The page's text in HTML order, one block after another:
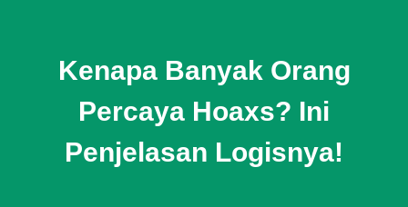
Kenapa Banyak Orang
Percaya Hoaxs? Ini
Penjelasan Logisnya!